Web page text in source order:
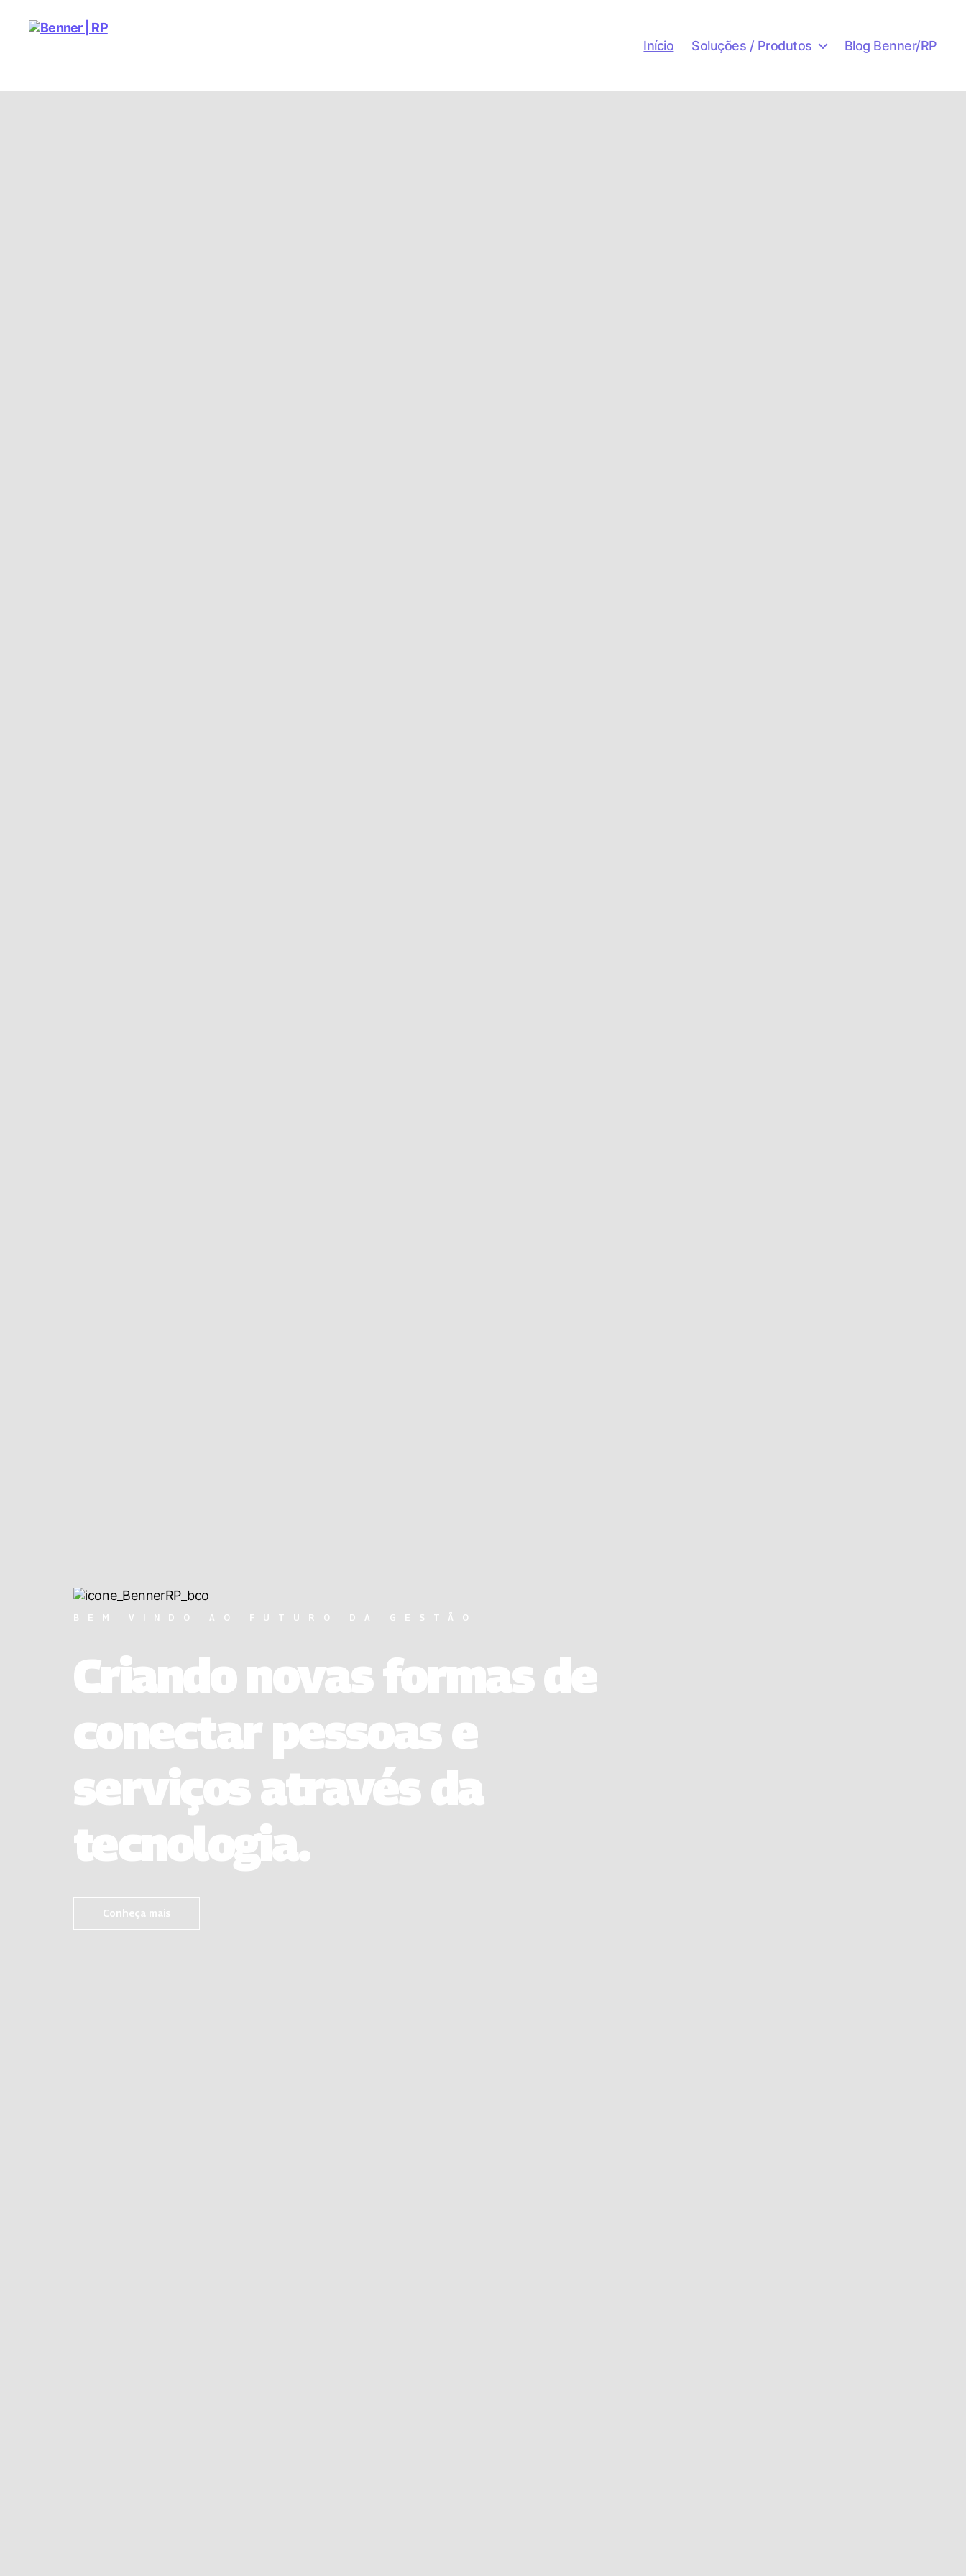
Início Soluções / Produtos Blog Benner/RP
BEM VINDO AO FUTURO DA GESTÃO
Criando novas formas de
conectar pessoas e
serviços através da
tecnologia.
Conheça mais